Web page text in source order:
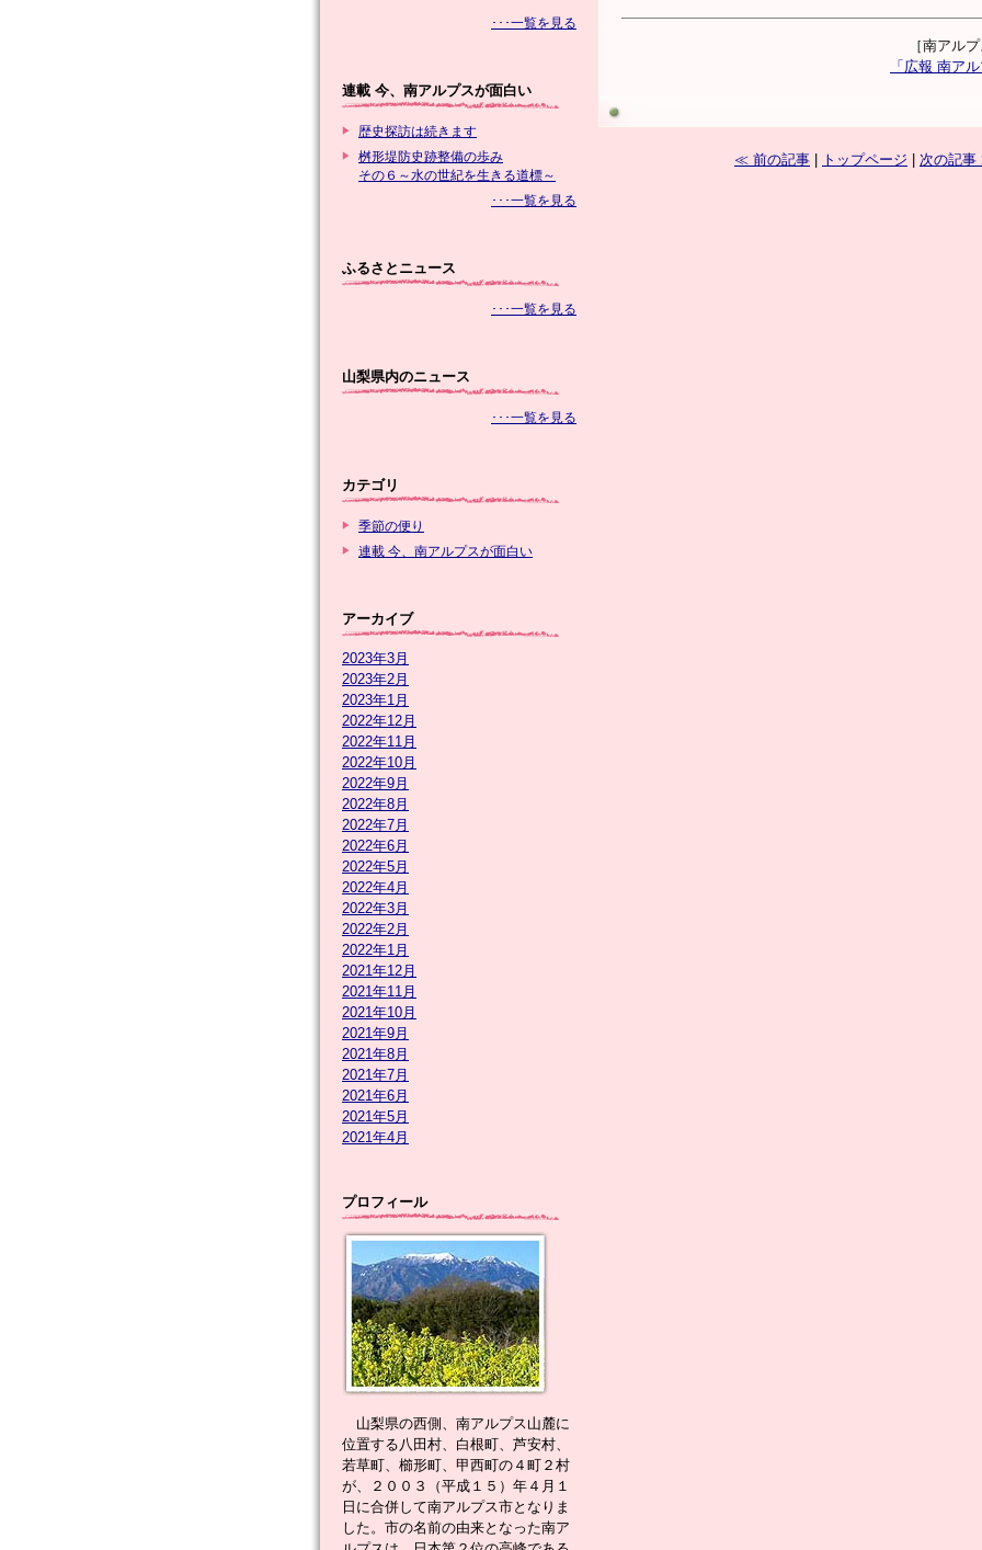
･･･一覧を見る
連載 今、南アルプスが面白い
歴史探訪は続きます
桝形堤防史跡整備の歩み
その６～水の世紀を生きる道標～
･･･一覧を見る
ふるさとニュース
･･･一覧を見る
山梨県内のニュース
･･･一覧を見る
カテゴリ
季節の便り
連載 今、南アルプスが面白い
アーカイブ
2023年3月
2023年2月
2023年1月
2022年12月
2022年11月
2022年10月
2022年9月
2022年8月
2022年7月
2022年6月
2022年5月
2022年4月
2022年3月
2022年2月
2022年1月
2021年12月
2021年11月
2021年10月
2021年9月
2021年8月
2021年7月
2021年6月
2021年5月
2021年4月
プロフィール
山梨県の西側、南アルプス山麓に
位置する八田村、白根町、芦安村、
若草町、櫛形町、甲西町の４町２村
が、２００３（平成１５）年４月１
日に合併して南アルプス市となりま
した。市の名前の由来となった南ア
［南アル
「広報 南ア
≪ 前の記事 トップページ 次の記